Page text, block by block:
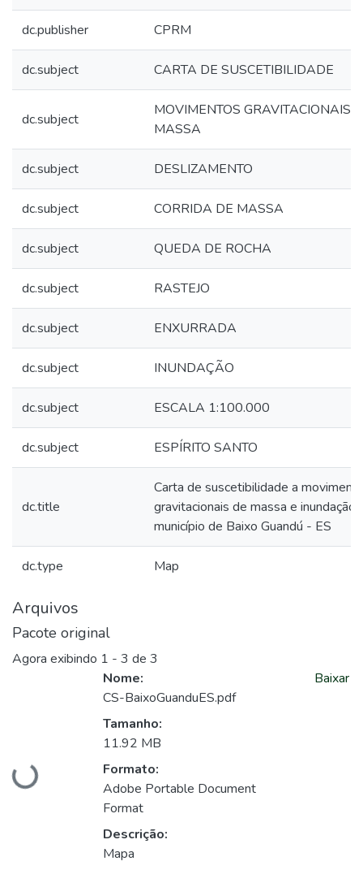
dc.publisher CPRM
dc.subject CARTA DE SUSCETIBILIDADE
dc.subject
MOVIMENTOS GRAVITACIONAIS
MASSA
dc.subject DESLIZAMENTO
dc.subject CORRIDA DE MASSA
dc.subject QUEDA DE ROCHA
dc.subject RASTEJO
dc.subject ENXURRADA
dc.subject INUNDAÇÃO
dc.subject ESCALA 1:100.000
dc.subject ESPÍRITO SANTO
dc.title
Carta de suscetibilidade a
gravitacionais de massa e inundação:
município de Baixo Guandú - ES
dc.type Map
Arquivos
Pacote original
Agora exibindo 1 - 3 de 3
Carregando...
Nome:
CS-BaixoGuanduES.pdf
Tamanho:
11.92 MB
Formato:
Adobe Portable Document
Format
Descrição:
Mapa
Baixar